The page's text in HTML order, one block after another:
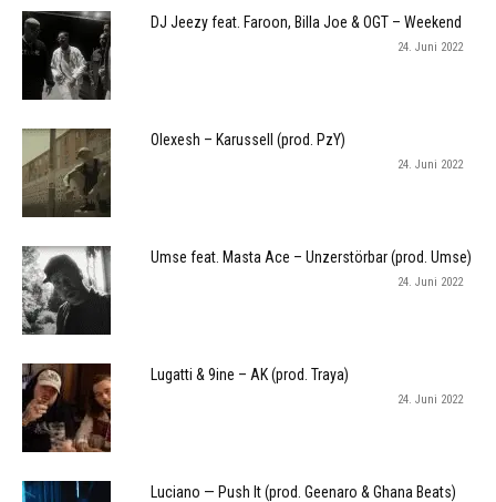
DJ Jeezy feat. Faroon, Billa Joe & OGT – Weekend
24. Juni 2022
Olexesh – Karussell (prod. PzY)
24. Juni 2022
Umse feat. Masta Ace – Unzerstörbar (prod. Umse)
24. Juni 2022
Lugatti & 9ine – AK (prod. Traya)
24. Juni 2022
Luciano — Push It (prod. Geenaro & Ghana Beats)